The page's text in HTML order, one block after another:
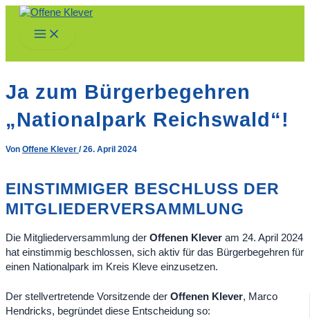
Zum
springen
Main
Menu
Ja zum Bürgerbegehren
„Nationalpark Reichswald“!
Von Offene Klever /26. April 2024
EINSTIMMIGER BESCHLUSS DER
MITGLIEDERVERSAMMLUNG
Die Mitgliederversammlung der Offenen Klever am 24. April 2024
hat einstimmig beschlossen, sich aktiv für das Bürgerbegehren für
einen Nationalpark im Kreis Kleve einzusetzen.
Der stellvertretende Vorsitzende der Offenen Klever, Marco
Hendricks, begründet diese Entscheidung so: